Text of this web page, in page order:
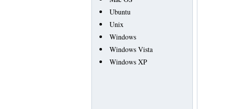
Ubuntu
Unix
Windows
Windows Vista
Windows XP